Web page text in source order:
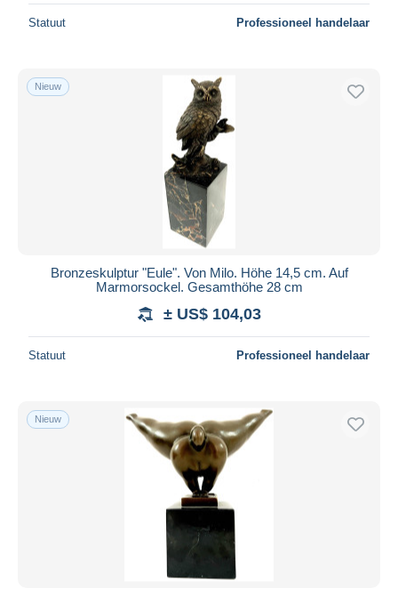
Statuut Professioneel handelaar
Nieuw
Bronzeskulptur "Eule". Von Milo. Höhe 14,5 cm. Auf
Marmorsockel. Gesamthöhe 28 cm
± US$ 104,03
Statuut Professioneel handelaar
Nieuw